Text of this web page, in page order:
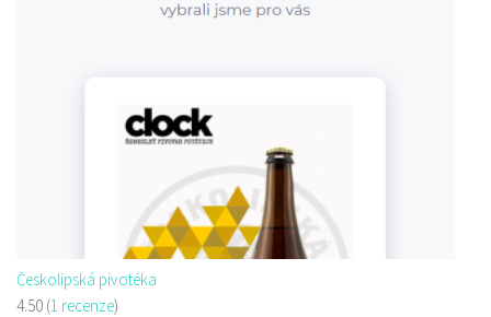
Českolipská pivotéka
4.50 (1 recenze)